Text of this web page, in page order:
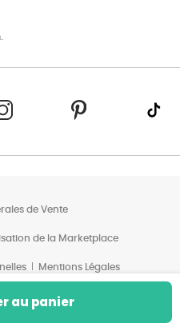
au panier
de Vente
de la Marketplace
Mentions Légales
Offres*